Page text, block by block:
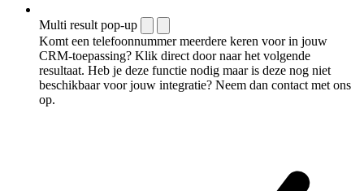
Multi result pop-up
Komt een telefoonnummer meerdere keren voor in jouw
CRM-toepassing? Klik direct door naar het volgende
resultaat. Heb je deze functie nodig maar is deze nog niet
beschikbaar voor jouw integratie? Neem dan contact met ons
op.